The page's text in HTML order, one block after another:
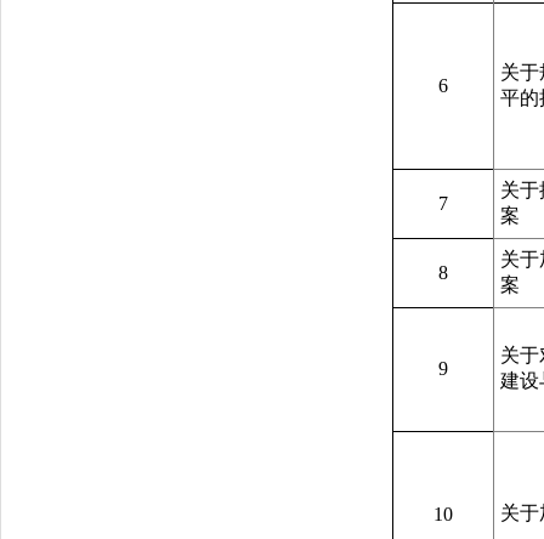
6
关
平的
7
关
案
8
关
案
9
关
建设
10 关